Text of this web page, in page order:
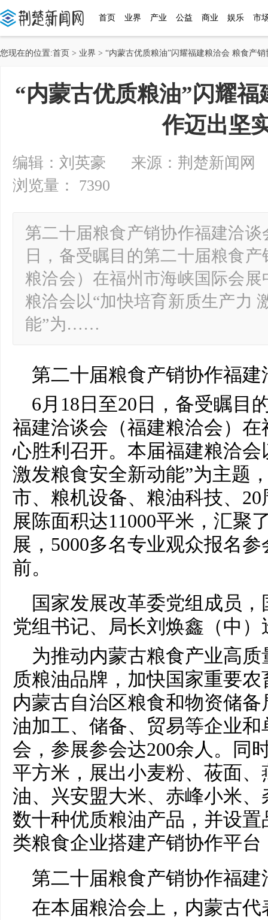
首页 业界 产业 公益 商业 娱乐 市
您现在的位置:首页 > 业界 > “内蒙古优质粮油”闪耀福建粮洽会 粮食产
“内蒙古优质粮油”闪耀
作迈出坚
编辑：刘英豪 来源：荆楚新闻网
浏览量： 7390
第二十届粮食产销协作福建洽谈
日，备受瞩目的第二十届粮食
粮洽会）在福州市海峡国际会
粮洽会以“加快培育新质生产力
能”为……
第二十届粮食产销协作福
6月18日至20日，备受瞩目
福建洽谈会（福建粮洽会）
心胜利召开。本届福建粮洽
激发粮食安全新动能”为主题
市、粮机设备、粮油科技、
展陈面积达11000平米，汇聚
展，5000多名专业观众报名
前。
国家发展改革委党组成员，
党组 书记、 局长刘焕鑫（中）
为推动内蒙古粮食产业高
质粮油品牌，加快国家重要农
内蒙古自治区粮食和物资储
油加工、储备、贸易等企业
会，参展参会达200余人。同
平方米，展出小麦粉、莜面
油、兴安盟大米、赤峰小米
数十种优质粮油产品，并设
类粮食企业搭建产销协作平台
第二十届粮食产销协作福
在本届粮洽会上，内蒙古